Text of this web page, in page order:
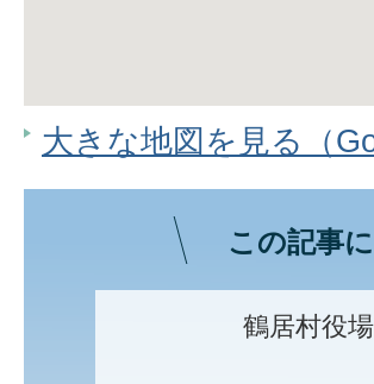
大きな地図を見る（
この記事
鶴居村役